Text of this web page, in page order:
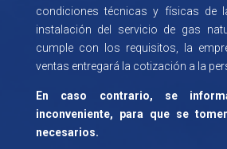
condiciones técnicas y físicas de
instalación del servicio de gas
cumple con los requisitos, la
ventas entregará la cotización a la
En caso contrario, se
inconveniente, para que se
necesarios.